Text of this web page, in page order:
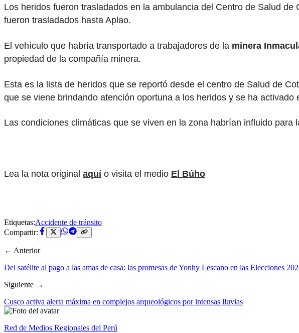
Los heridos fueron trasladados en la ambulancia del Centro de Salud
fueron trasladados hasta Aplao.
El vehículo que habría transportado a trabajadores de la minera
propiedad de la compañía minera.
Esta es la lista de heridos que se reportó desde el centro de Salud de
que se viene brindando atención oportuna a los heridos y se ha
Las condiciones climáticas que se viven en la zona habrían influido para
Lea la nota original aquío visita el medio El Búho
Etiquetas:Accidente de tránsito
Compartir:
← Anterior
Del satélite al pago a las amas de casa: las promesas de Yonhy Lescano en las Elecciones
Siguiente →
Cusco activa alerta máxima en complejos arqueológicos por intensas lluvias
Red de Medios Regionales del Perú